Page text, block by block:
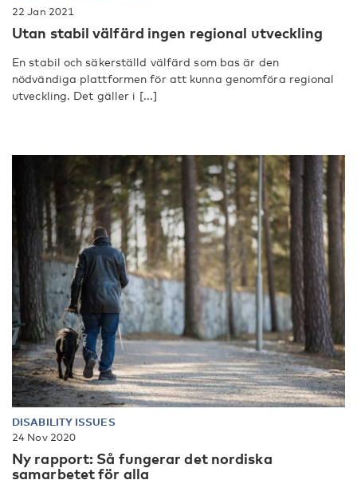
22 Jan 2021
Utan stabil välfärd ingen regional utveckling
En stabil och säkerställd välfärd som bas är den
nödvändiga plattformen för att kunna genomföra regional
utveckling. Det gäller i [...]
DISABILITY ISSUES
24 Nov 2020
Ny rapport: Så fungerar det nordiska
samarbetet för alla